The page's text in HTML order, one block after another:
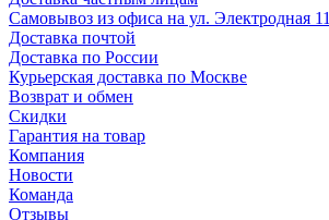
Самовывоз из офиса на ул. Электродная 11
Доставка почтой
Доставка по России
Курьерская доставка по Москве
Возврат и обмен
Скидки
Гарантия на товар
Компания
Новости
Команда
Отзывы